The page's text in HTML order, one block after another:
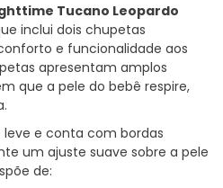
Tucano Leopardo
inclui dois chupetas
e funcionalidade aos
apresentam amplos
que a pele do bebê respire,
e conta com bordas
um ajuste suave sobre a pele
de: